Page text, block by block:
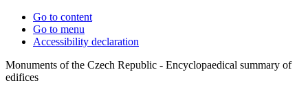
Go to content
Go to menu
Accessibility declaration
Monuments of the Czech Republic - Encyclopaedical summary of